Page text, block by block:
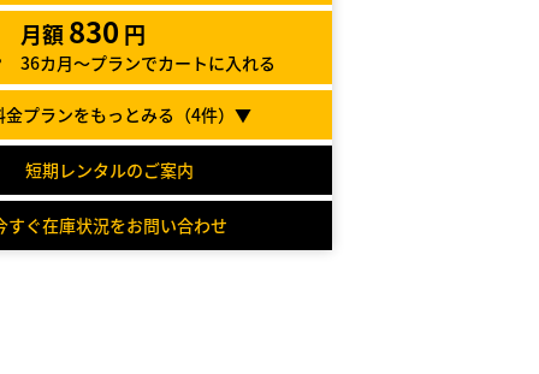
月額 830 円
36カ月～プランでカートに入れる
プランをもっとみる（4件）▼
短期レンタルのご案内
すぐ在庫状況をお問い合わせ